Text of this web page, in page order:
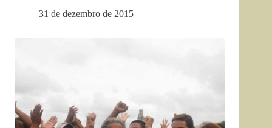
31 de dezembro de 2015